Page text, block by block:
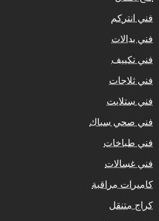
فني انتركم
فني بدالات
فني تكييف
فني ثلاجات
فني ستلايت
فني صحي سباك
فني طباخات
فني غسالات
كاميرات مراقبة
كراج متنقل